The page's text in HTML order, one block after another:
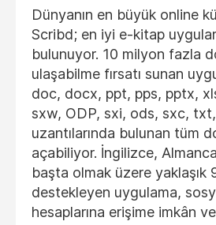
Dünyanın en büyük online
Scribd; en iyi e-kitap
bulunuyor. 10 milyon fazla
ulaşabilme fırsatı sunan
doc, docx, ppt, pps, pptx,
sxw, ODP, sxi, ods, sxc,
uzantılarında bulunan tüm
açabiliyor. İngilizce,
başta olmak üzere yaklaşık
destekleyen uygulama,
hesaplarına erişime imkân